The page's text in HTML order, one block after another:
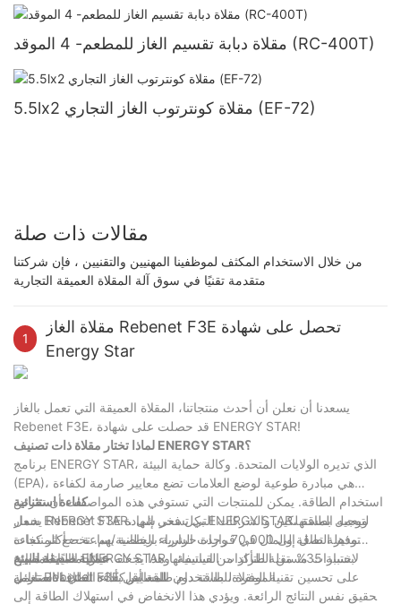
مقلاة دبابة تقسيم الغاز للمطعم- 4 الموقد (RC-400T)
5.5lx2 مقلاة كونترتوب الغاز التجاري (EF-72)
مقالات ذات صلة
من خلال الاستخدام المكثف لموظفينا المهنيين والتقنيين ، فإن شركتنا
متقدمة تقنيًا في سوق آلة المقلاة العميقة التجارية
1
مقلاة الغاز Rebenet F3E تحصل على شهادة
Energy Star
يسعدنا أن نعلن أن أحدث منتجاتنا، المقلاة العميقة التي تعمل بالغاز
Rebenet F3E، قد حصلت على شهادة ENERGY STAR!
لماذا تختار مقلاة ذات تصنيف ENERGY STAR؟
برنامج ENERGY STAR، الذي تديره الولايات المتحدة. وكالة حماية البيئة
(EPA)، هي مبادرة طوعية لوضع العلامات تضع معايير صارمة لكفاءة
استخدام الطاقة. يمكن للمنتجات التي تستوفي هذه المواصفات أن تعرض
شعار ENERGY STAR، لتوجيه المستهلكين والشركات التي تسعى إلى
توفير الطاقة والمال في قرارات الشراء الخاصة بهم. تخضع المنتجات
المعتمدة من ENERGY STAR لاختبارات مستقلة للتأكد من استيفائها
لمعايير كفاءة الطاقة الصارمة.
كفاءة استثنائية
يحمل Rebenet F3E بكل فخر شهادة ENERGY STAR، ويعمل بطاقة
مذهلة تصل إلى 70,000 وحدة حرارية بريطانية/ساعة.—أكثر كفاءة
بنسبة 35% من الطرازات القياسية. وهذا يجعله خيارًا مثاليًا للمطابخ
الموفرة للطاقة دون المساس بأداء القلي الاستثنائي.
عملية صديقة للبيئة
تعمل Rebenet F3E على تحسين تقنية المقلاة، باستخدام طاقة أقل
لتحقيق نفس النتائج الرائعة. ويؤدي هذا الانخفاض في استهلاك الطاقة إلى